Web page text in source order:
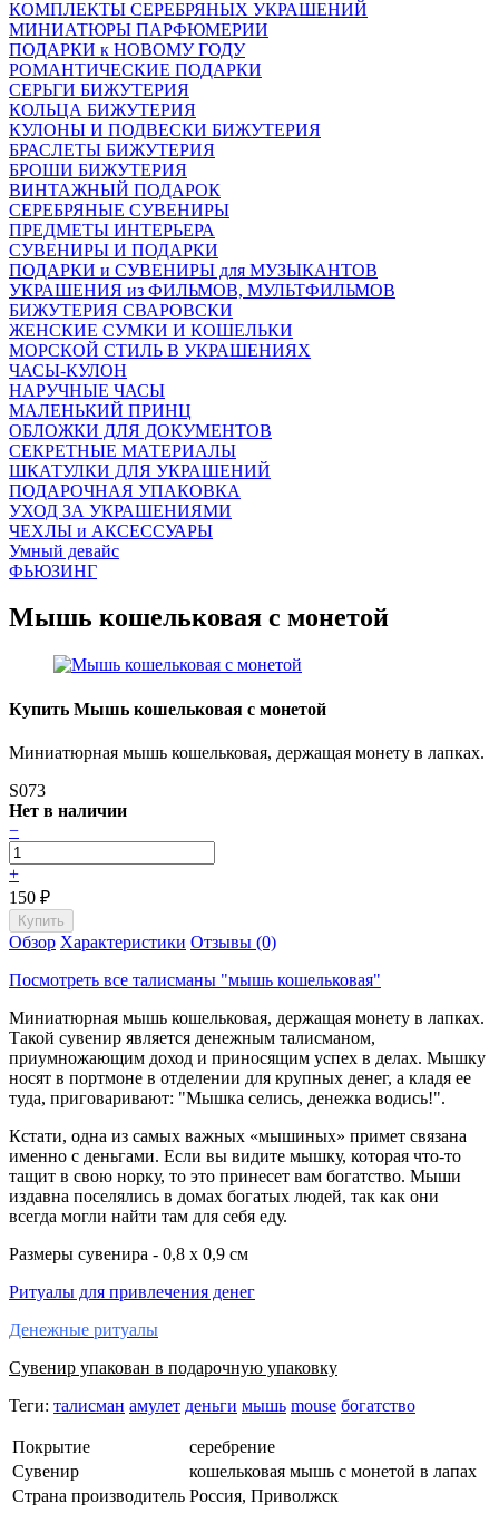
КОМПЛЕКТЫ СЕРЕБРЯНЫХ УКРАШЕНИЙ
МИНИАТЮРЫ ПАРФЮМЕРИИ
ПОДАРКИ к НОВОМУ ГОДУ
РОМАНТИЧЕСКИЕ ПОДАРКИ
СЕРЬГИ БИЖУТЕРИЯ
КОЛЬЦА БИЖУТЕРИЯ
КУЛОНЫ И ПОДВЕСКИ БИЖУТЕРИЯ
БРАСЛЕТЫ БИЖУТЕРИЯ
БРОШИ БИЖУТЕРИЯ
ВИНТАЖНЫЙ ПОДАРОК
СЕРЕБРЯНЫЕ СУВЕНИРЫ
ПРЕДМЕТЫ ИНТЕРЬЕРА
СУВЕНИРЫ И ПОДАРКИ
ПОДАРКИ и СУВЕНИРЫ для МУЗЫКАНТОВ
УКРАШЕНИЯ из ФИЛЬМОВ, МУЛЬТФИЛЬМОВ
БИЖУТЕРИЯ СВАРОВСКИ
ЖЕНСКИЕ СУМКИ И КОШЕЛЬКИ
МОРСКОЙ СТИЛЬ В УКРАШЕНИЯХ
ЧАСЫ-КУЛОН
НАРУЧНЫЕ ЧАСЫ
МАЛЕНЬКИЙ ПРИНЦ
ОБЛОЖКИ ДЛЯ ДОКУМЕНТОВ
СЕКРЕТНЫЕ МАТЕРИАЛЫ
ШКАТУЛКИ ДЛЯ УКРАШЕНИЙ
ПОДАРОЧНАЯ УПАКОВКА
УХОД ЗА УКРАШЕНИЯМИ
ЧEХЛЫ и АКСЕССУАРЫ
Умный девайс
ФЬЮЗИНГ
Мышь кошельковая с монетой
Купить Мышь кошельковая с монетой
Миниатюрная мышь кошельковая, держащая монету в лапках.
S073
Нет в наличии
−
+
150 ₽
Обзор Характеристики Отзывы (0)
Посмотреть все талисманы "мышь кошельковая"
Миниатюрная мышь кошельковая, держащая монету в лапках.
Такой сувенир является денежным талисманом,
приумножающим доход и приносящим успех в делах. Мышку
носят в портмоне в отделении для крупных денег, а кладя ее
туда, приговаривают: "Мышка селись, денежка водись!".
Кстати, одна из самых важных «мышиных» примет связана
именно с деньгами. Если вы видите мышку, которая что-то
тащит в свою норку, то это принесет вам богатство. Мыши
издавна поселялись в домах богатых людей, так как они
всегда могли найти там для себя еду.
Размеры сувенира - 0,8 х 0,9 см
Ритуалы для привлечения денег
Денежные ритуалы
Сувенир упакован в подарочную упаковку
Теги: талисман амулет деньги мышь mouse богатство
Покрытие
серебрение
Сувенир
кошельковая мышь с монетой в лапах
Страна производитель Россия, Приволжск